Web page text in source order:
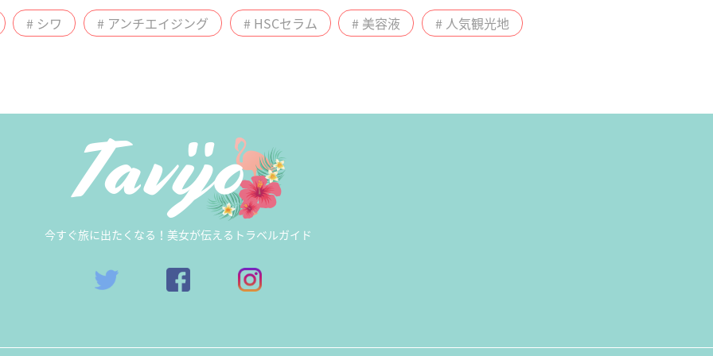
# シワ # アンチエイジング # HSCセラム # 美容液 # 人気観光地
今すぐ旅に出たくなる！美女が伝えるトラベルガイド